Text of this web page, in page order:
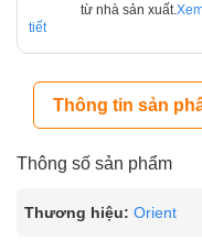
từ nhà sản xuất.
tiết
Thông tin sản
Thông số sản phẩm
Thương hiệu: Orient